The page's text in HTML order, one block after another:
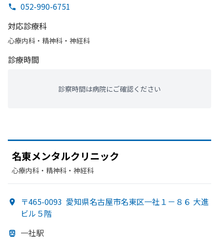
052-990-6751
対応診療科
心療内科・​精神科・神経科
診療時間
診察時間は病院にご確認ください
名東メンタルクリニック
心療内科・​精神科・神経科
〒465-0093 愛知県名古屋市名東区一社１－８６ 大進
ビル５階
一社駅